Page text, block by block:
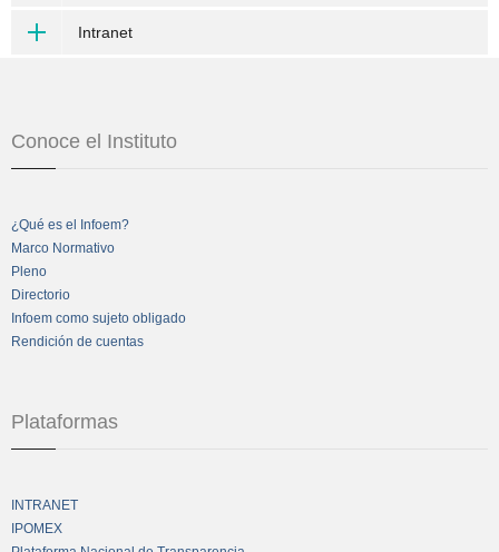
Intranet
Conoce el Instituto
¿Qué es el Infoem?
Marco Normativo
Pleno
Directorio
Infoem como sujeto obligado
Rendición de cuentas
Plataformas
INTRANET
IPOMEX